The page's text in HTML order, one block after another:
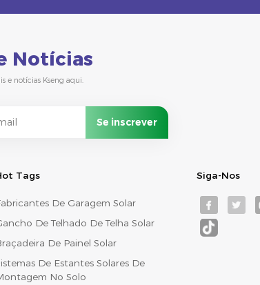
Notícias
e notícias Kseng aqui.
Tags
De Garagem Solar
De Telhado De Telha Solar
De Painel Solar
De Estantes Solares De
No Solo
Siga-Nos